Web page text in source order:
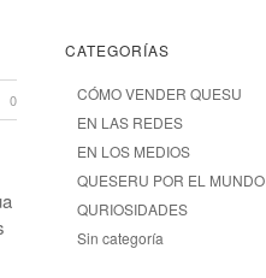
0
CATEGORÍAS
CÓMO VENDER QUESU
EN LAS REDES
EN LOS MEDIOS
QUESERU POR EL MUNDO
QURIOSIDADES
Sin categoría